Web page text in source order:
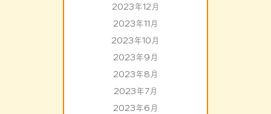
2023年12月
2023年11月
2023年10月
2023年9月
2023年8月
2023年7月
2023年6月